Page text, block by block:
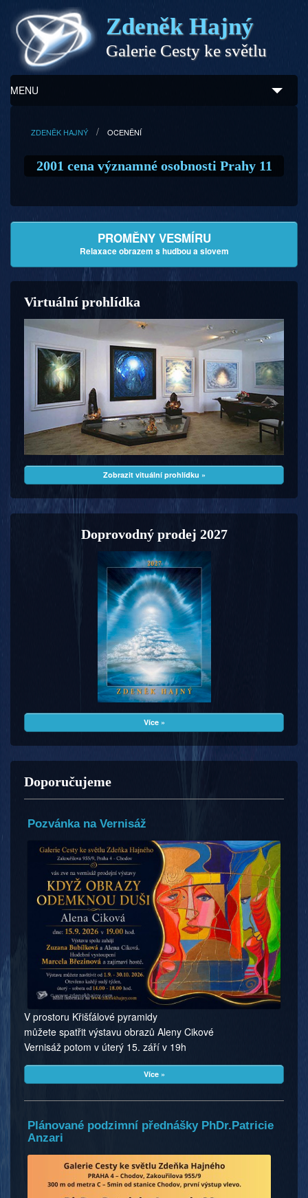
Zdeněk Hajný
Galerie Cesty ke světlu
MENU
Zdeněk Hajný
Doprovodný prodej
Kontakty
ZDENĚK HAJNÝ OCENĚNÍ
2001 cena významné osobnosti Prahy 11
PROMĚNY VESMÍRU
Relaxace obrazem s hudbou a slovem
Virtuální prohlídka
Zobrazit vituální prohlídku »
Doprovodný prodej 2027
Více »
Doporučujeme
Pozvánka na Vernisáž
V prostoru Křišťálové pyramidy
můžete spatřit výstavu obrazů Aleny Cikové
Vernisáž potom v úterý 15. září v 19h
Více »
Plánované podzimní přednášky PhDr.Patricie
Anzari